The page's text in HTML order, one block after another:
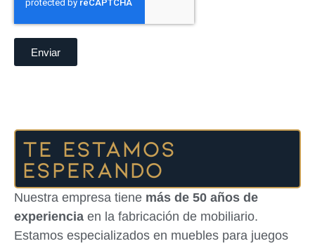
Enviar
Te estamos
esperando
Nuestra empresa tiene más de 50 años de
experiencia en la fabricación de mobiliario.
Estamos especializados en muebles para juegos